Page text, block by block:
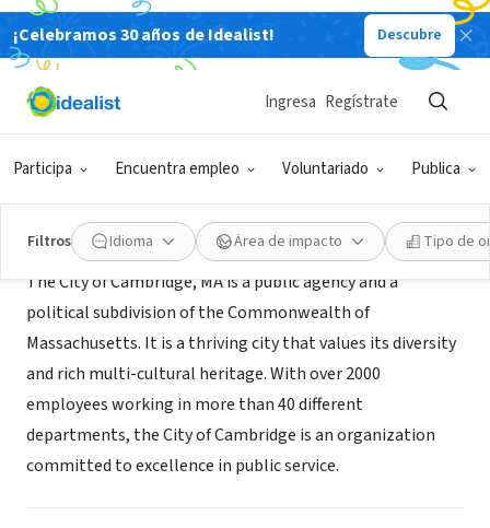
¡Celebramos 30 años de Idealist! Descubre
Participa Encuentra empleo Voluntariado Publica
Ingresa Regístrate
Filtros Idioma Área de impacto Tipo de
GOBIERNO
City of Cambridge
Acerca de
The City of Cambridge, MA is a public agency and a
political subdivision of the Commonwealth of
Massachusetts. It is a thriving city that values its diversity
and rich multi-cultural heritage. With over 2000
employees working in more than 40 different
departments, the City of Cambridge is an organization
committed to excellence in public service.